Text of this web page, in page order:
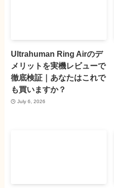
Ultrahuman Ring Airのデ
メリットを実機レビューで
徹底検証｜あなたはこれで
も買いますか？
July 6, 2026